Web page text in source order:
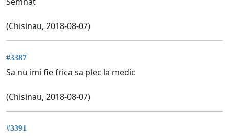
(Chisinau, 2018-08-07)
#3387
Sa nu imi fie frica sa plec la medic
(Chisinau, 2018-08-07)
#3391